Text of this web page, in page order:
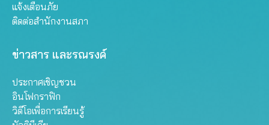
แจ้งเตือนภัย
ติดต่อสำนักงานสภา
ข่าวสาร และรณรงค์
ประกาศเชิญชวน
อินโฟกราฟิก
วิดีโอเพื่อการเรียนรู้